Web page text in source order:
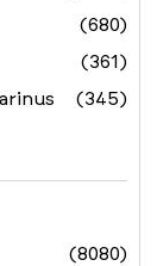
(680)
(361)
(345)
(8080)